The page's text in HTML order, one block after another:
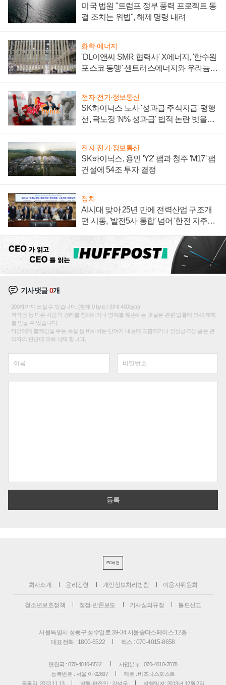
미국 법원 "트럼프 정부 풍력 프로젝트 동
결 조치는 위법", 해제 명령 내려
화학·에너지
'DL이앤씨 SMR 협력사' X에너지, '한수원
포스코 동맹' 센트러스에너지와 우라늄
전자·전기·정보통신
SK하이닉스 노사 '성과급 주식지급' 평행
선, 곽노정 'N% 성과급' 법적 논란 벗을지
전자·전기·정보통신
SK하이닉스, 용인 'Y2' 팹과 청주 'M17' 팹
건설에 54조 투자 결정
정치
AI시대 맞아 25년 만에 전력산업 구조개
편 시동, '발전5사 통합' 넘어 '한전 지주사'
기사댓글0개
200자까지 쓰실 수 있습니다. (현재 0 byte / 최대 400byte)
저작권 등 다른 사람의 권리를 침해하거나 명예를 훼손하는 댓글은 관련 법률에 의해 제재
를 받을 수 있습니다.
타인에게 불쾌감을 주는 욕설 등 비하하는 단어가 내용에 포함되거나 인신공격성 글은 관
리자의 판단에 의해 삭제 합니다.
PC버전
회사소개 윤리강령 개인정보처리방침 이용자위원회
청소년보호정책 정정·반론보도 기사심의규정 불편신고
서울특별시 성동구 성수일로 39-34 서울숲더스페이스 12층
대표전화 : 1800-6522
팩스 : 070-4015-8658
편집국 : 070-4010-8512
사업본부 : 070-4010-7078
등록번호 : 서울 아 02897
제호 : 비즈니스포스트
등록일: 2013.11.13
발행·편집인 : 강석운 발행일자: 2013년 12월 2일